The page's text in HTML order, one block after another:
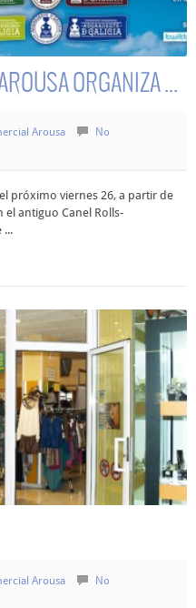
ORGANIZA ...
Arousa
No
próximo viernes 26, a partir de
el antiguo Canel Rolls-
...
Arousa
No